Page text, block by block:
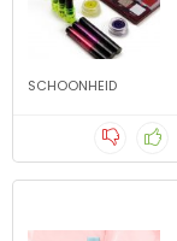
SCHOONHEID